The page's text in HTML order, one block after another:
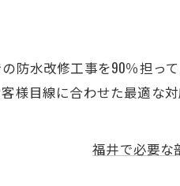
防水改修工事を90％担っ
様目線に合わせた最適な
福井で必要な